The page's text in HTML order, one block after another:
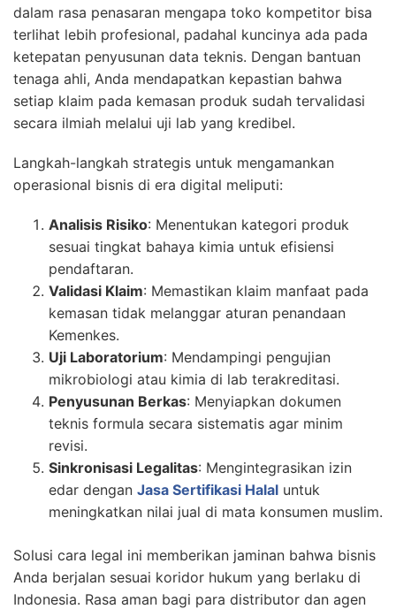
dalam rasa penasaran mengapa toko kompetitor bisa
terlihat lebih profesional, padahal kuncinya ada pada
ketepatan penyusunan data teknis. Dengan bantuan
tenaga ahli, Anda mendapatkan kepastian bahwa
setiap klaim pada kemasan produk sudah tervalidasi
secara ilmiah melalui uji lab yang kredibel.
Langkah-langkah strategis untuk mengamankan
operasional bisnis di era digital meliputi:
Analisis Risiko: Menentukan kategori produk
sesuai tingkat bahaya kimia untuk efisiensi
pendaftaran.
Validasi Klaim: Memastikan klaim manfaat pada
kemasan tidak melanggar aturan penandaan
Kemenkes.
Uji Laboratorium: Mendampingi pengujian
mikrobiologi atau kimia di lab terakreditasi.
Penyusunan Berkas: Menyiapkan dokumen
teknis formula secara sistematis agar minim
revisi.
Sinkronisasi Legalitas: Mengintegrasikan izin
edar dengan Jasa Sertifikasi Halal untuk
meningkatkan nilai jual di mata konsumen muslim.
Solusi cara legal ini memberikan jaminan bahwa bisnis
Anda berjalan sesuai koridor hukum yang berlaku di
Indonesia. Rasa aman bagi para distributor dan agen